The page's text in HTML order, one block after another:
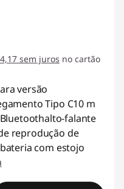
sem juros no cartão
versão
Tipo C10 m
falante
reprodução de
com estojo